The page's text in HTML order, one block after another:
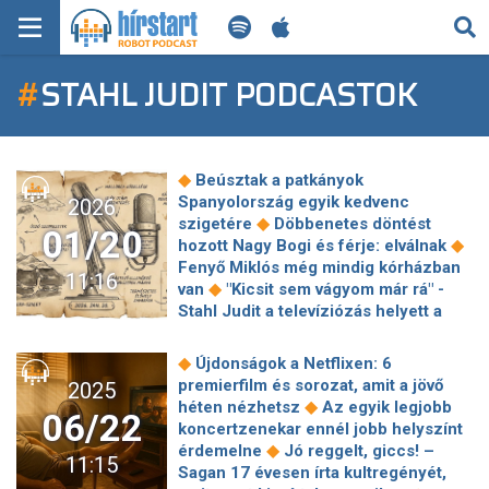
KERESÉS
KEZDŐLAP
FRISS HÍREK
TECH HÍREK
FILM-ZENE-SZÓRAKOZÁS
PLAYLIST
MI AZ A ROBOT PODCAST?
#STAHL JUDIT PODCASTOK
2026
01/20
11:16
◆ Beúsztak a patkányok
Spanyolország egyik kedvenc
szigetére ◆ Döbbenetes döntést
hozott Nagy Bogi és férje: elválnak ◆
Fenyő Miklós még mindig kórházban
van ◆ "Kicsit sem vágyom már rá" -
Stahl Judit a televíziózás helyett a
életbe
5 klasszikus mozifilm, amit
éppen 50 éve mutattak be
◆
Millie
Bobby Brown brutálisan rövid hajat
vágatott, sosem láttuk még ennyire
szépnek ◆ Geszti dupláz a
Szabadtérin: extra koncertnap az
2025
06/22
11:15
◆ Újdonságok a Netflixen: 6
premierfilm és sorozat, amit a jövő
héten nézhetsz ◆ Az egyik legjobb
koncertzenekar ennél jobb helyszínt
érdemelne ◆ Jó reggelt, giccs! –
Sagan 17 évesen írta kultregényét,